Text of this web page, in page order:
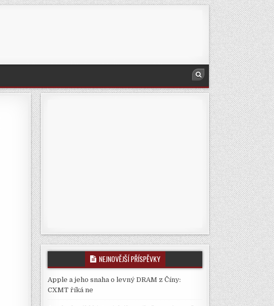
NEJNOVĚJŠÍ PŘÍSPĚVKY
Apple a jeho snaha o levný DRAM z Číny:
CXMT říká ne